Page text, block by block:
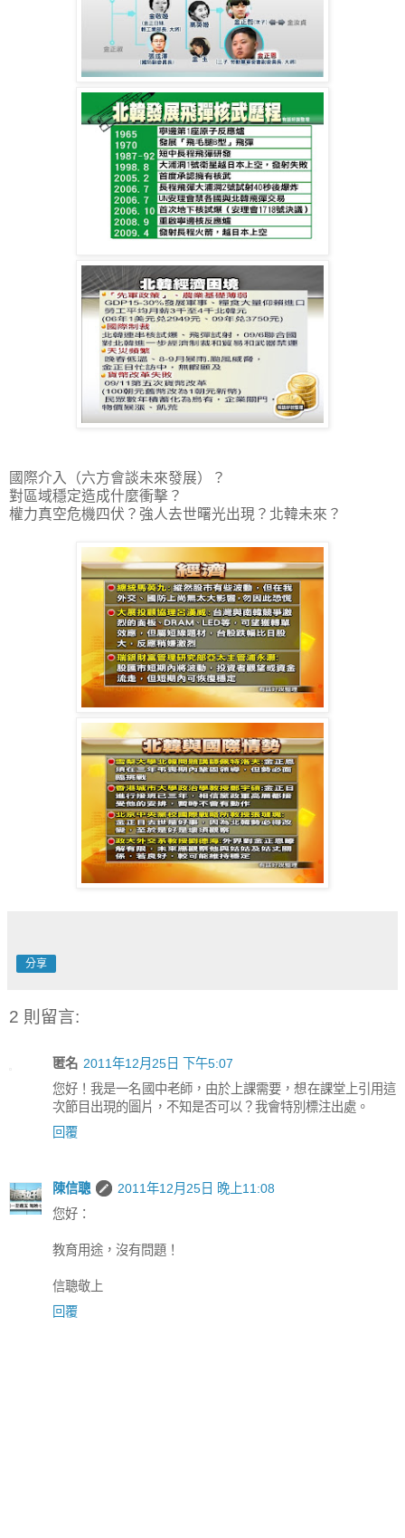
國際介入（六方會談未來發展）？
對區域穩定造成什麼衝擊？
權力真空危機四伏？強人去世曙光出現？北韓未來？
分享
2 則留言:
匿名 2011年12月25日 下午5:07
您好！我是一名國中老師，由於上課需要，想在課堂上引用這
次節目出現的圖片，不知是否可以？我會特別標注出處。
回覆
陳信聰
2011年12月25日 晚上11:08
您好：
教育用途，沒有問題！
信聰敬上
回覆